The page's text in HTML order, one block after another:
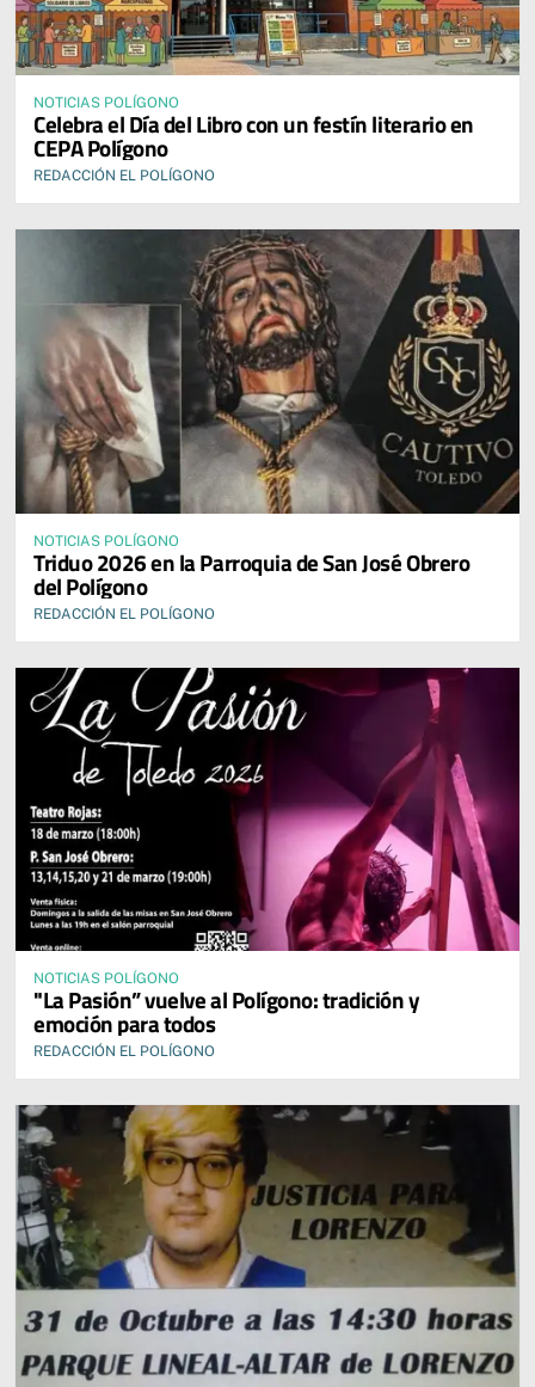
NOTICIAS POLÍGONO
Celebra el Día del Libro con un festín literario en
CEPA Polígono
REDACCIÓN EL POLÍGONO
NOTICIAS POLÍGONO
Triduo 2026 en la Parroquia de San José Obrero
del Polígono
REDACCIÓN EL POLÍGONO
NOTICIAS POLÍGONO
"La Pasión” vuelve al Polígono: tradición y
emoción para todos
REDACCIÓN EL POLÍGONO